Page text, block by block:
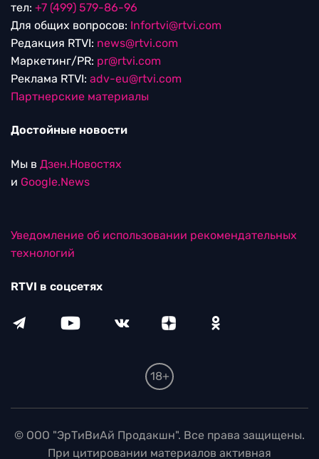
тел: +7 (499) 579-86-96
Для общих вопросов: Infortvi@rtvi.com
Редакция RTVI: news@rtvi.com
Маркетинг/PR: pr@rtvi.com
Реклама RTVI: adv-eu@rtvi.com
Партнерские материалы
Достойные новости
Мы в Дзен.Новостях
и Google.News
Уведомление об использовании рекомендательных
технологий
RTVI в соцсетях
18+
© ООО "ЭрТиВиАй Продакшн". Все права защищены.
При цитировании материалов активная